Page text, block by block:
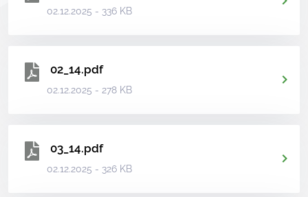
02.12.2025 - 336 KB
02_14.pdf
02.12.2025 - 278 KB
03_14.pdf
02.12.2025 - 326 KB